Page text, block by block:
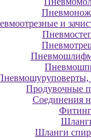
и
Продувочные
Соединения
Шланги